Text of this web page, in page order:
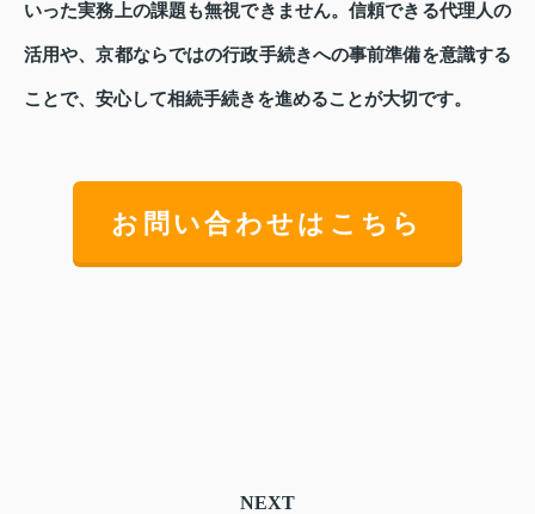
いった実務上の課題も無視できません。信頼できる代理人の
活用や、京都ならではの行政手続きへの事前準備を意識する
ことで、安心して相続手続きを進めることが大切です。
お問い合わせはこちら
NEXT